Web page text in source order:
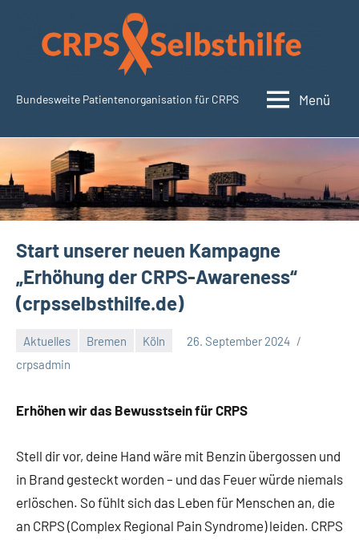
springen
CRPSSelbsthilfe.org
Bundesweite Patientenorganisation für CRPS Menü
Start unserer neuen Kampagne
„Erhöhung der CRPS-Awareness“
(crpsselbsthilfe.de)
Aktuelles Bremen Köln
26. September 2024
crpsadmin
Erhöhen wir das Bewusstsein für CRPS
Stell dir vor, deine Hand wäre mit Benzin übergossen und
in Brand gesteckt worden – und das Feuer würde niemals
erlöschen. So fühlt sich das Leben für Menschen an, die
an CRPS (Complex Regional Pain Syndrome) leiden. CRPS